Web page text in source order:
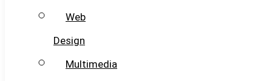
Web
Design
Multimedia